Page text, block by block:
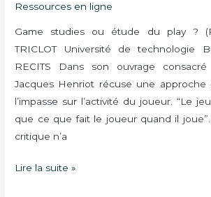
Ressources en ligne
Game studies ou étude du play ?
TRICLOT Université de technologie
RECITS Dans son ouvrage
Jacques Henriot récuse une approche
l’impasse sur l’activité du joueur. “Le
que ce que fait le joueur quand il
critique n’a
“Game
studies
ou
étude
du
play
Lire la suite »